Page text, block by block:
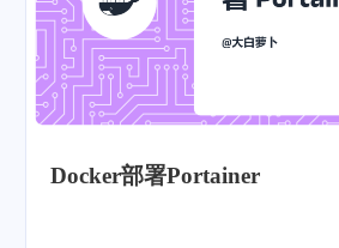
Docker部署Portainer